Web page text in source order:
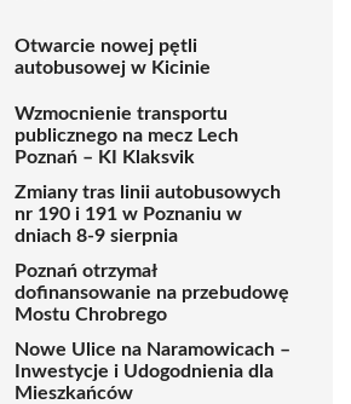
Otwarcie nowej pętli
autobusowej w Kicinie
Wzmocnienie transportu
publicznego na mecz Lech
Poznań – KI Klaksvik
Zmiany tras linii autobusowych
nr 190 i 191 w Poznaniu w
dniach 8-9 sierpnia
Poznań otrzymał
dofinansowanie na przebudowę
Mostu Chrobrego
Nowe Ulice na Naramowicach –
Inwestycje i Udogodnienia dla
Mieszkańców